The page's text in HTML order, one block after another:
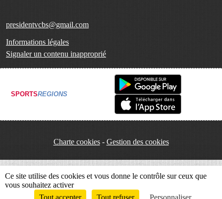
presidentvcbs@gmail.com
Informations légales
Signaler un contenu inapproprié
SPORTSREGIONS
Charte cookies Gestion des cookies
Ce site utilise des cookies et vous donne le contrôle sur ceux que
vous souhaitez activer
Tout accepter
Tout refuser Personnaliser